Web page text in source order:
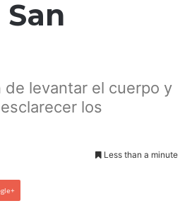
de levantar el cuerpo y
los
Less than a minute